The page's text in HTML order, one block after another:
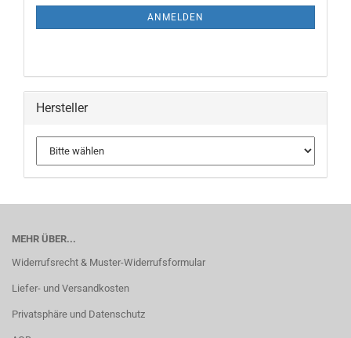
ANMELDEN
Hersteller
MEHR ÜBER...
Widerrufsrecht & Muster-Widerrufsformular
Liefer- und Versandkosten
Privatsphäre und Datenschutz